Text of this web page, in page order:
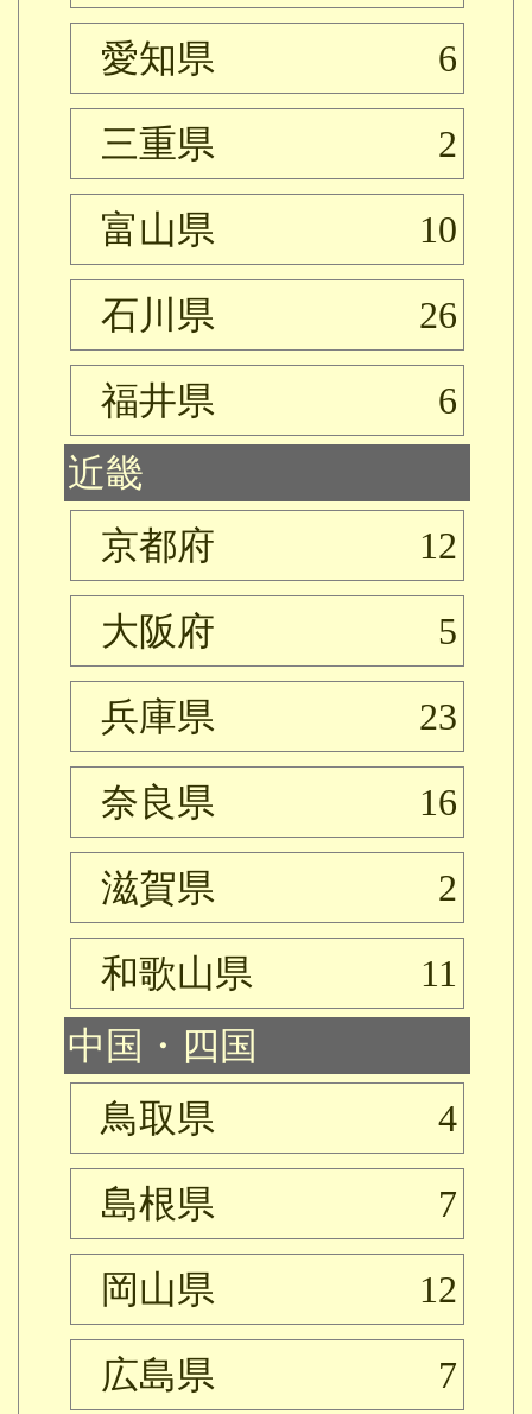
愛知県
6
三重県
2
富山県
10
石川県
26
福井県
6
近畿
京都府
12
大阪府
5
兵庫県
23
奈良県
16
滋賀県
2
和歌山県
11
中国・四国
鳥取県
4
島根県
7
岡山県
12
広島県
7